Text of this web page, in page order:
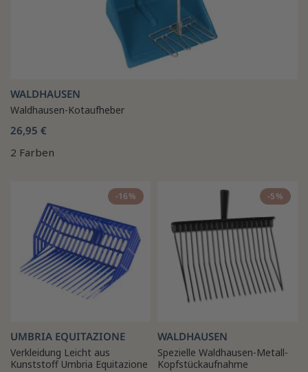
WALDHAUSEN
Waldhausen-Kotaufheber
26,95 €
2 Farben
-16%
UMBRIA EQUITAZIONE
Verkleidung Leicht aus
Kunststoff Umbria Equitazione
-5%
WALDHAUSEN
Spezielle Waldhausen-Metall-
Kopfstückaufnahme